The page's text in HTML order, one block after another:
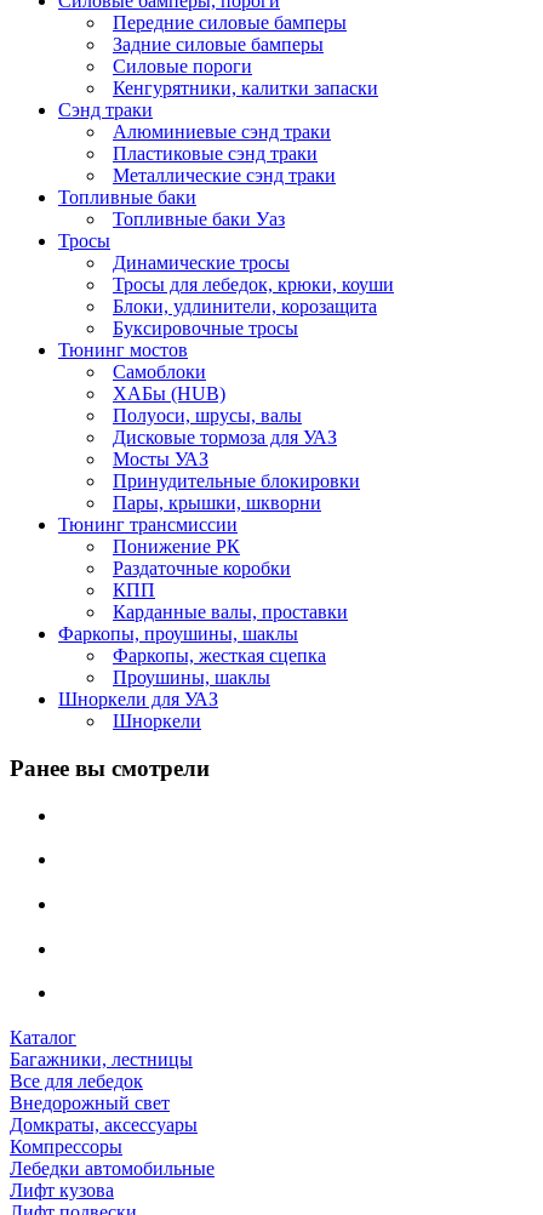
Передние силовые бамперы
Задние силовые бамперы
Силовые пороги
Кенгурятники, калитки запаски
Сэнд траки
Алюминиевые сэнд траки
Пластиковые сэнд траки
Металлические сэнд траки
Топливные баки
Топливные баки Уаз
Тросы
Динамические тросы
Тросы для лебедок, крюки, коуши
Блоки, удлинители, корозащита
Буксировочные тросы
Тюнинг мостов
Самоблоки
ХАБы (HUB)
Полуоси, шрусы, валы
Дисковые тормоза для УАЗ
Мосты УАЗ
Принудительные блокировки
Пары, крышки, шкворни
Тюнинг трансмиссии
Понижение РК
Раздаточные коробки
КПП
Карданные валы, проставки
Фаркопы, проушины, шаклы
Фаркопы, жесткая сцепка
Проушины, шаклы
Шноркели для УАЗ
Шноркели
Ранее вы смотрели
Каталог
Багажники, лестницы
Все для лебедок
Внедорожный свет
Домкраты, аксессуары
Компрессоры
Лебедки автомобильные
Лифт кузова